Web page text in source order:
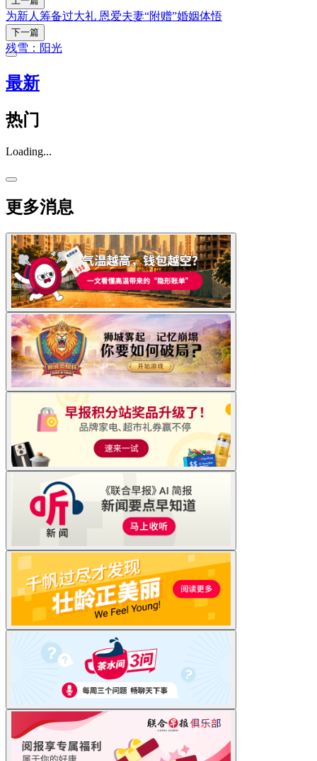
为新人筹备过大礼 恩爱夫妻“附赠”婚姻体悟
下一篇
残雪：阳光
最新
热门
Loading...
更多消息